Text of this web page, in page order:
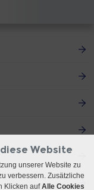
Website
unserer Website zu
verbessern. Zusätzliche
Klicken aufAlle Cookies